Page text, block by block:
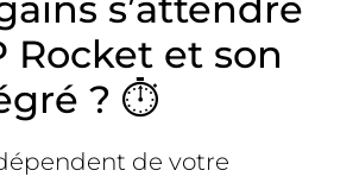
Rocket et son
? ⏱️
de votre